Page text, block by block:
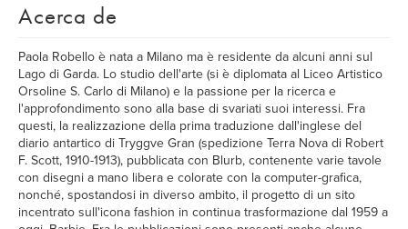
Acerca de
Paola Robello è nata a Milano ma è residente da alcuni anni sul
Lago di Garda. Lo studio dell'arte (si è diplomata al Liceo Artistico
Orsoline S. Carlo di Milano) e la passione per la ricerca e
l'approfondimento sono alla base di svariati suoi interessi. Fra
questi, la realizzazione della prima traduzione dall'inglese del
diario antartico di Tryggve Gran (spedizione Terra Nova di Robert
F. Scott, 1910-1913), pubblicata con Blurb, contenente varie tavole
con disegni a mano libera e colorate con la computer-grafica,
nonché, spostandosi in diverso ambito, il progetto di un sito
incentrato sull'icona fashion in continua trasformazione dal 1959 a